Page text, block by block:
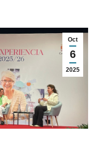
Oct
6
2025